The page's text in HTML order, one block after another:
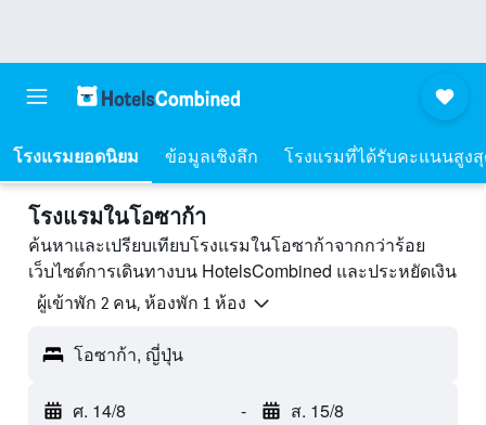
โรงแรมยอดนิยม ข้อมูลเชิงลึก โรงแรมที่ได้รับคะแนนสูง
โรงแรมในโอซาก้า
ค้นหาและเปรียบเทียบโรงแรมในโอซาก้าจากกว่าร้อย
เว็บไซต์การเดินทางบน HotelsCombined และประหยัดเงิน
ผู้เข้าพัก 2 คน, ห้องพัก 1 ห้อง
โอซาก้า, ญี่ปุ่น
ศ. 14/8 - ส. 15/8